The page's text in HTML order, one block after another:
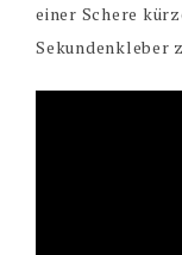
einer Schere
Sekundenkleber